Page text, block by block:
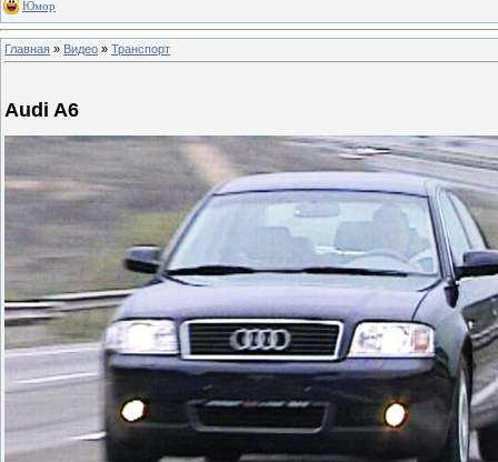
Юмор
Главная » Видео » Транспорт
Audi A6